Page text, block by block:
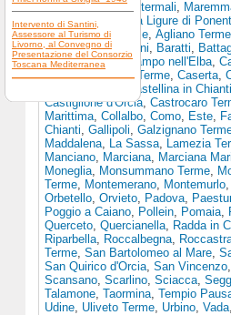
Intervento di Santini,
Assessore al Turismo di
Livorno, al Convegno di
Presentazione del Consorzio
Toscana Mediterranea
Toscana,Località termali,
di Levante
Riviera Ligure di
Terme,Acqui terme, Agliano Terme
Asti,Bagno Vignoni, Baratti,
Campagnatico,Campo nell'Elba,
Terme,Casciana Terme, Caserta,
Castellina in Chianti
Castiglione d'Orcia, Castrocaro
Marittima, Collalbo, Como, Este,
Chianti, Gallipoli, Galzignano
Maddalena, La Sassa, Lamezia
Manciano, Marciana, Marciana
Moneglia, Monsummano Terme,
Terme, Montemerano, Montemurlo,
Orbetello, Orvieto, Padova,
Poggio a Caiano, Pollein, Pomaia,
Querceto, Quercianella, Radda in
Riparbella, Roccalbegna,
Terme, San Bartolomeo al Mare,
San Quirico d'Orcia, San Vincenzo,
Scansano, Scarlino, Sciacca,
Talamone, Taormina, Tempio
Udine, Uliveto Terme, Urbino, Vada,